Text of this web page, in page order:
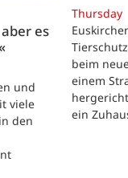
es
und
viele
den
Thursday
beim
einem
ein